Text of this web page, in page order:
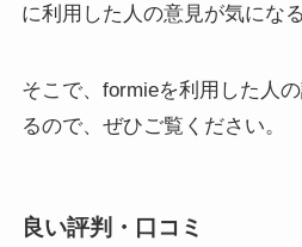
に利用した人の意見が気にな
そこで、formieを利用した人
るので、ぜひご覧ください。
良い評判・口コミ